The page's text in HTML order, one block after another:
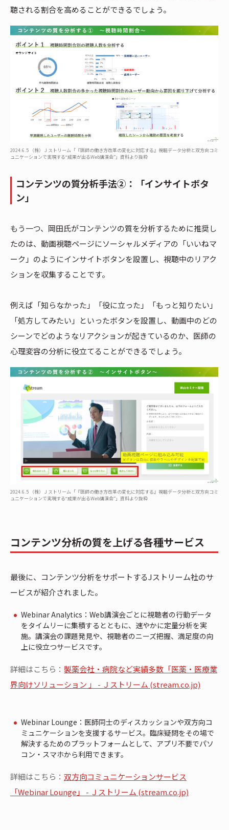
聴される割合を高めることができるでしょう。
2024.6.5 （株）Ｊストリーム「『医師の働き方改革の変化に対応する』視聴データ分析と双方向コミ
ュニケーションで実現する“成果が出るWeb講演会”」資料より抜粋
コンテンツの質分析手法②：「インサイトボタ
ン」
もう一つ、岡田氏がコンテンツの質を分析するために推奨し
たのは、動画視聴ページにソーシャルメディアの「いいねマ
ーク」のようにインサイトボタンを設置し、視聴中のリアク
ションを収集することです。
例えば「知らなかった」「役に立った」「もっと知りたい」
「処方してみたい」といったボタンを設置し、動画中のどの
シーンでどのようなリアクションが起きているのか、医師の
心理変容の分析に役立てることができるでしょう。
2024.6.5 （株）Ｊストリーム「『医師の働き方改革の変化に対応する』視聴データ分析と双方向コミ
ュニケーションで実現する“成果が出るWeb講演会”」資料より抜粋
コンテンツ分析の質を上げる各種サービス
最後に、コンテンツ分析をサポートするJストリーム社のサ
ービスが紹介されました。
Webinar Analytics：Web講演会ごとに視聴者の行動データ
をタイムリーに集積するとともに、速やかに定量分析を実
施。講演会の課題発見や、視聴者のニーズ把握、満足度の向
上に役立つサービスです。
詳細はこちら： 製薬会社・病院など実績多数「医薬・医療業
界向けソリューション 」 - Ｊストリーム (stream.co.jp)
Webinar Lounge：医師同士のディスカッションや双方向コ
ミュニケーションを支援するサービス。臨床疑問をその場で
解決するためのプラットフォームとして、アプリ不要でパソ
コン・スマホから利用できます。
詳細はこちら： 双方向コミュニケーションサービス
「Webinar Lounge」 - Ｊストリーム (stream.co.jp)